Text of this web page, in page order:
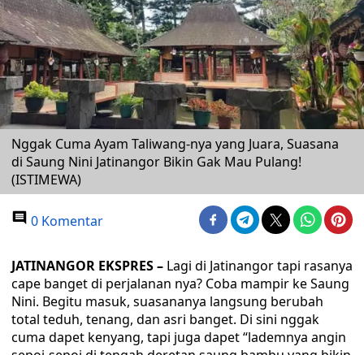
Nggak Cuma Ayam Taliwang-nya yang Juara, Suasana
di Saung Nini Jatinangor Bikin Gak Mau Pulang!
(ISTIMEWA)
0 Komentar
JATINANGOR EKSPRES – Lagi di Jatinangor tapi rasanya
cape banget di perjalanan nya? Coba mampir ke Saung
Nini. Begitu masuk, suasananya langsung berubah
total teduh, tenang, dan asri banget. Di sini nggak
cuma dapet kenyang, tapi juga dapet “lademnya angin